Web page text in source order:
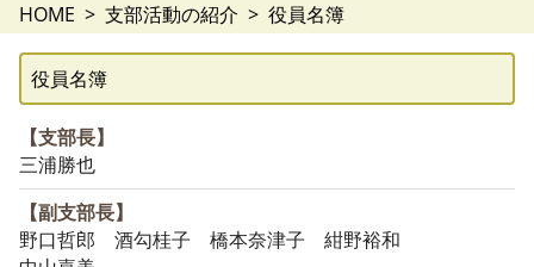
HOME 支部活動の紹介 役員名簿
役員名簿
【支部長】
三浦勝也
【副支部長】
野口哲郎 酒勾桂子 橋本奈津子 紺野裕和